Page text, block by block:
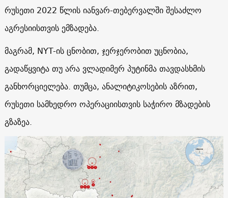
რუსეთი 2022 წლის იანვარ-თებერვალში შესაძლო
აგრესიისთვის ემზადება.
მაგრამ, NYT-ის ცნობით, ჯერჯერობით უცნობია,
გადაწყვიტა თუ არა ვლადიმერ პუტინმა თავდასხმის
განხორციელება. თუმცა, ანალიტიკოსების აზრით,
რუსეთი სამხედრო ოპერაციისთვის საჭირო მზადების
გზაზეა.